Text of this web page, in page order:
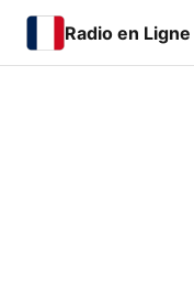
Radio en Ligne